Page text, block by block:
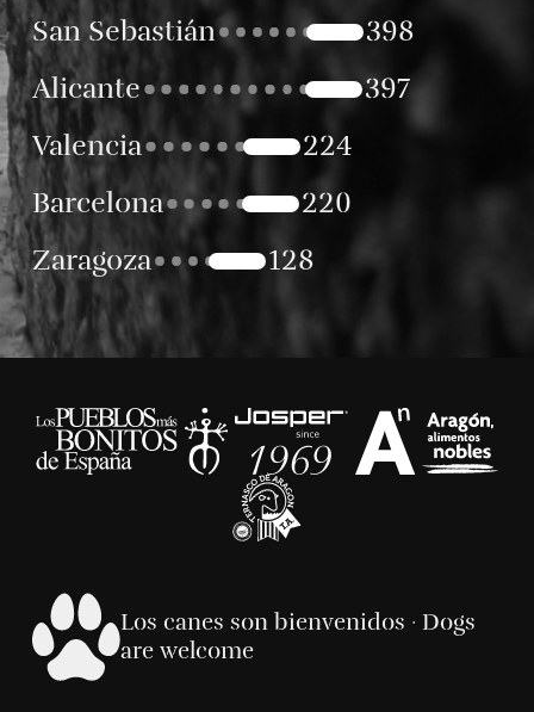
San Sebastián
398
Alicante
397
Valencia
224
Barcelona
220
Zaragoza
128
Los canes son bienvenidos · Dogs
are welcome